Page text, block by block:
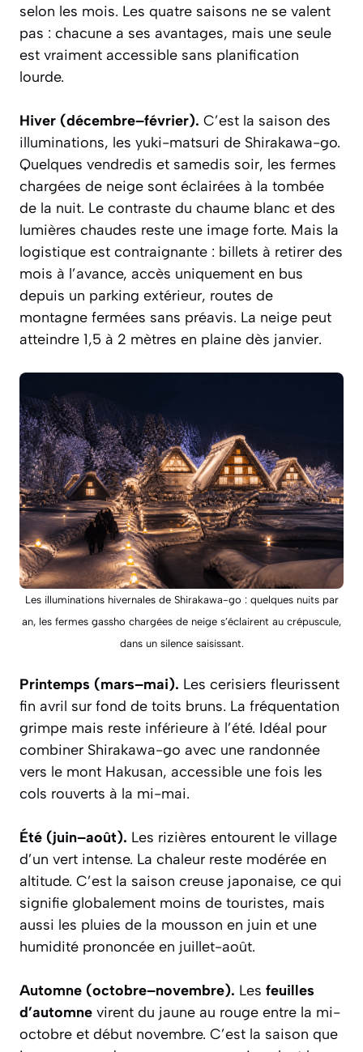
selon les mois. Les quatre saisons ne se valent
pas : chacune a ses avantages, mais une seule
est vraiment accessible sans planification
lourde.
Hiver (décembre–février). C’est la saison des
illuminations, les yuki-matsuri de Shirakawa-go.
Quelques vendredis et samedis soir, les fermes
chargées de neige sont éclairées à la tombée
de la nuit. Le contraste du chaume blanc et des
lumières chaudes reste une image forte. Mais la
logistique est contraignante : billets à retirer des
mois à l’avance, accès uniquement en bus
depuis un parking extérieur, routes de
montagne fermées sans préavis. La neige peut
atteindre 1,5 à 2 mètres en plaine dès janvier.
Les illuminations hivernales de Shirakawa-go : quelques nuits par
an, les fermes gassho chargées de neige s’éclairent au crépuscule,
dans un silence saisissant.
Printemps (mars–mai). Les cerisiers fleurissent
fin avril sur fond de toits bruns. La fréquentation
grimpe mais reste inférieure à l’été. Idéal pour
combiner Shirakawa-go avec une randonnée
vers le mont Hakusan, accessible une fois les
cols rouverts à la mi-mai.
Été (juin–août). Les rizières entourent le village
d’un vert intense. La chaleur reste modérée en
altitude. C’est la saison creuse japonaise, ce qui
signifie globalement moins de touristes, mais
aussi les pluies de la mousson en juin et une
humidité prononcée en juillet-août.
Automne (octobre–novembre). Les feuilles
d’automne virent du jaune au rouge entre la mi-
octobre et début novembre. C’est la saison que